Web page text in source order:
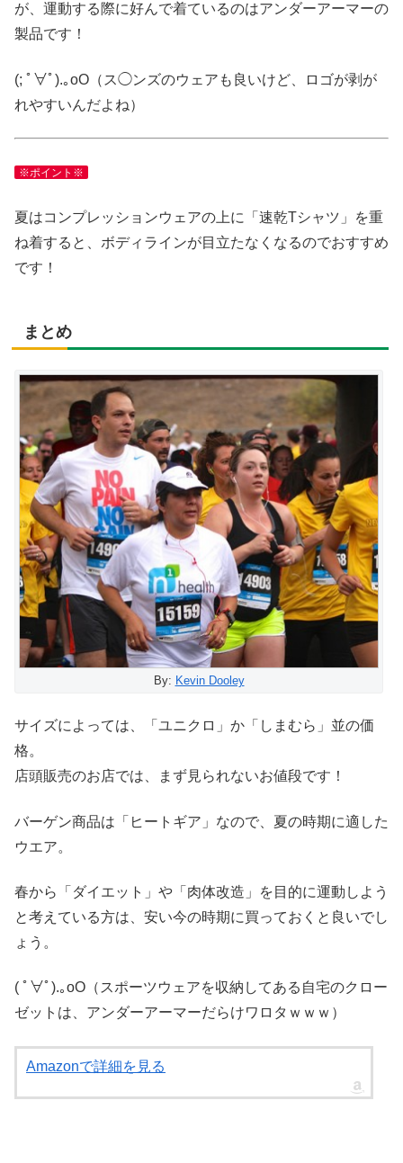
が、運動する際に好んで着ているのはアンダーアーマーの
製品です！
(; ﾟ∀ﾟ).｡oO（ス◯ンズのウェアも良いけど、ロゴが剥が
れやすいんだよね）
※ポイント※
夏はコンプレッションウェアの上に「速乾Tシャツ」を重
ね着すると、ボディラインが目立たなくなるのでおすすめ
です！
まとめ
By: Kevin Dooley
サイズによっては、「ユニクロ」か「しまむら」並の価
格。
店頭販売のお店では、まず見られないお値段です！
バーゲン商品は「ヒートギア」なので、夏の時期に適した
ウエア。
春から「ダイエット」や「肉体改造」を目的に運動しよう
と考えている方は、安い今の時期に買っておくと良いでし
ょう。
( ﾟ∀ﾟ).｡oO（スポーツウェアを収納してある自宅のクロー
ゼットは、アンダーアーマーだらけワロタｗｗｗ）
Amazonで詳細を見る